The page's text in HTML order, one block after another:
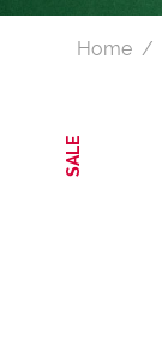
Home
SALE